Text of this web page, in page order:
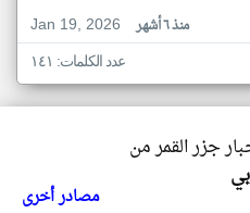
Jan 19, 2026
منذ ٦ أشهر
عدد الكلمات: ١٤١
جزر القمر من
مصادر أخرى